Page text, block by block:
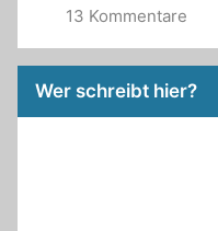
13 Kommentare
Wer schreibt hier?